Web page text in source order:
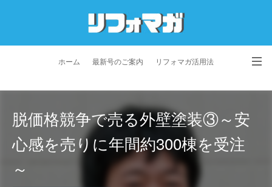
ホーム 最新号のご案内 リフォマガ活用法
プライバシーポリシー 利用規約 会社概要
脱価格競争で売る外壁塗装③～安
心感を売りに年間約300棟を受注
～